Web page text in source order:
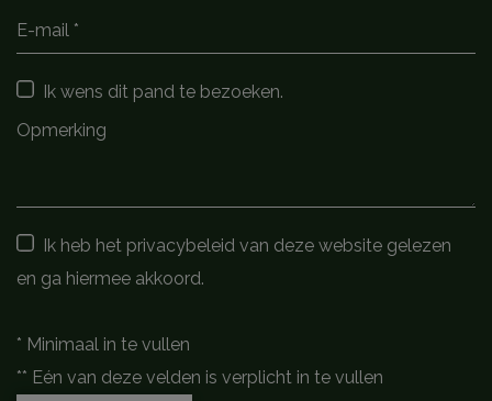
Ik wens dit pand te bezoeken.
Ik heb het privacybeleid van deze website gelezen
en ga hiermee akkoord.
* Minimaal in te vullen
** Eén van deze velden is verplicht in te vullen